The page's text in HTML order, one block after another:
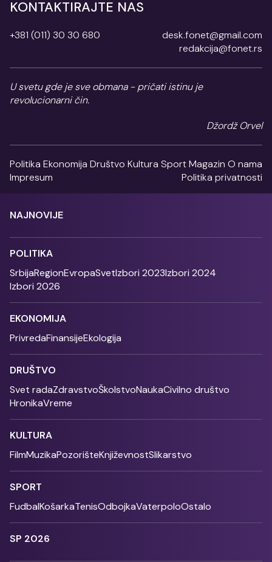
KONTAKTIRAJTE NAS
+381 (011) 30 30 680
desk.fonet@gmail.com
redakcija@fonet.rs
U svetu gde je sve obmana - pričati istinu je
revolucionarni čin.
Džordž Orvel
Politika Ekonomija Društvo Kultura SportMagazin O nama
Impresum
Politika privatnosti
NAJNOVIJE
POLITIKA
SrbijaRegionEvropaSvetIzbori 2023Izbori 2024
Izbori 2026
EKONOMIJA
PrivredaFinansijeEkologija
DRUŠTVO
Svet radaZdravstvoŠkolstvoNaukaCivilno društvo
HronikaVreme
KULTURA
FilmMuzikaPozorišteKnjiževnostSlikarstvo
SPORT
FudbalKošarkaTenisOdbojkaVaterpoloOstalo
SP 2026